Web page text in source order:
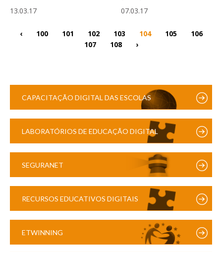
13.03.17
07.03.17
‹ 100 101 102 103 104 105
106
107
108 ›
CAPACITAÇÃO DIGITAL DAS ESCOLAS
LABORATÓRIOS DE EDUCAÇÃO DIGITAL
SEGURANET
RECURSOS EDUCATIVOS DIGITAIS
ETWINNING